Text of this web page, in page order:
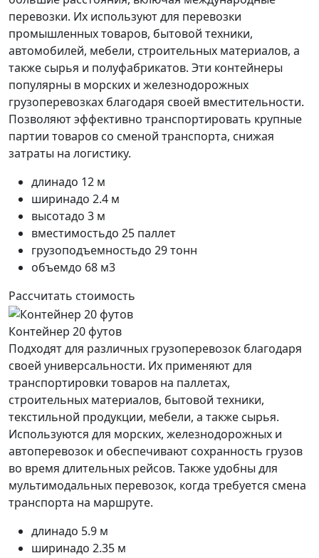
перевозки. Их используют для перевозки
промышленных товаров, бытовой техники,
автомобилей, мебели, строительных материалов, а
также сырья и полуфабрикатов. Эти контейнеры
популярны в морских и железнодорожных
грузоперевозках благодаря своей вместительности.
Позволяют эффективно транспортировать крупные
партии товаров со сменой транспорта, снижая
затраты на логистику.
длинадо 12 м
ширинадо 2.4 м
высотадо 3 м
вместимостьдо 25 паллет
грузоподъемностьдо 29 тонн
объемдо 68 м3
Рассчитать стоимость
Контейнер 20 футов
Подходят для различных грузоперевозок благодаря
своей универсальности. Их применяют для
транспортировки товаров на паллетах,
строительных материалов, бытовой техники,
текстильной продукции, мебели, а также сырья.
Используются для морских, железнодорожных и
автоперевозок и обеспечивают сохранность грузов
во время длительных рейсов. Также удобны для
мультимодальных перевозок, когда требуется смена
транспорта на маршруте.
длинадо 5.9 м
ширинадо 2.35 м